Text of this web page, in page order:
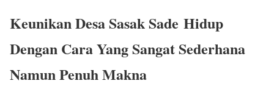
Keunikan Desa Sasak Sade Hidup
Dengan Cara Yang Sangat Sederhana
Namun Penuh Makna